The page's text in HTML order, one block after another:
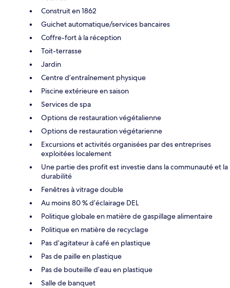
Construit en 1862
Guichet automatique/services bancaires
Coffre-fort à la réception
Toit-terrasse
Jardin
Centre d’entraînement physique
Piscine extérieure en saison
Services de spa
Options de restauration végétalienne
Options de restauration végétarienne
Excursions et activités organisées par des entreprises
exploitées localement
Une partie des profit est investie dans la communauté et la
durabilité
Fenêtres à vitrage double
Au moins 80 % d’éclairage DEL
Politique globale en matière de gaspillage alimentaire
Politique en matière de recyclage
Pas d’agitateur à café en plastique
Pas de paille en plastique
Pas de bouteille d’eau en plastique
Salle de banquet